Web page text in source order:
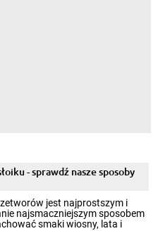
- sprawdź nasze sposoby
jest najprostszym i
najsmaczniejszym sposobem
smaki wiosny, lata i